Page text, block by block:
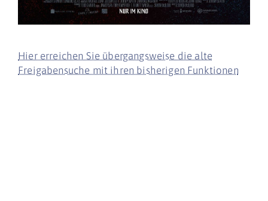
Hier erreichen Sie übergangsweise die alte
Freigabensuche mit ihren bisherigen Funktionen